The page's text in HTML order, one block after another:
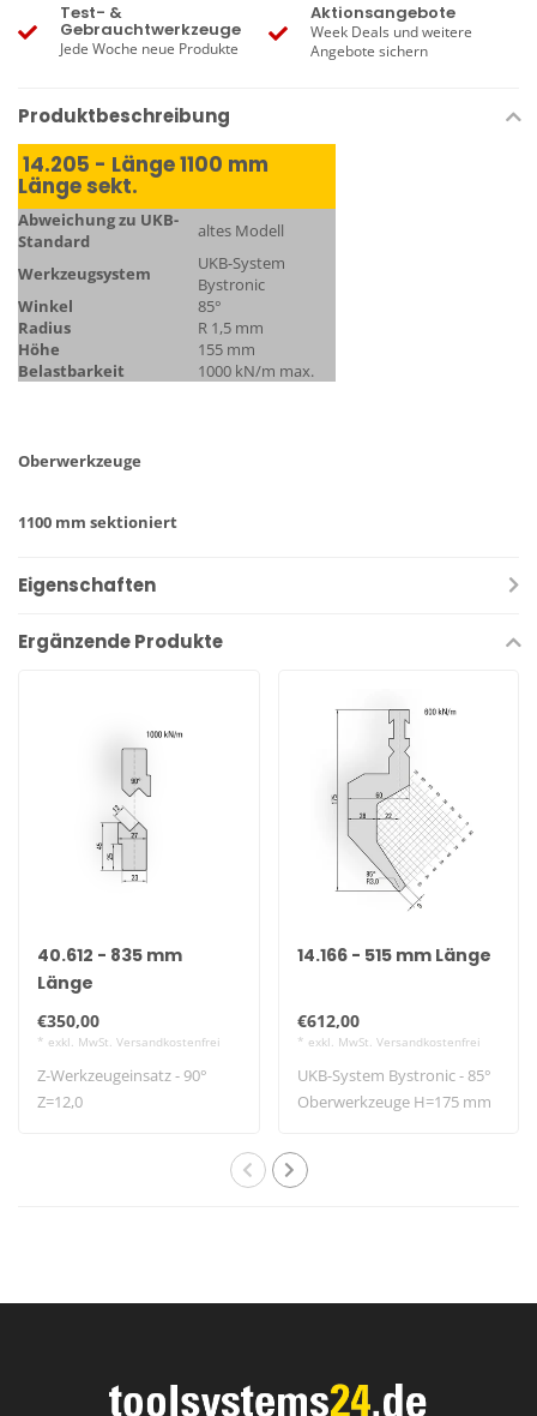
Test- &
Gebrauchtwerkzeuge
Jede Woche neue Produkte
Aktionsangebote
Week Deals und weitere
Angebote sichern
Produktbeschreibung
14.205 - Länge 1100 mm
Länge sekt.
Abweichung zu UKB-
Standard
altes Modell
Werkzeugsystem
UKB-System
Bystronic
Winkel
85°
Radius
R 1,5 mm
Höhe
155 mm
Belastbarkeit
1000 kN/m max.
Oberwerkzeuge
1100 mm sektioniert
Eigenschaften
Ergänzende Produkte
40.612 - 835 mm
Länge
€350,00
* exkl. MwSt. Versandkostenfrei
Z-Werkzeugeinsatz - 90°
Z=12,0
14.166 - 515 mm Länge
€612,00
* exkl. MwSt. Versandkostenfrei
UKB-System Bystronic - 85°
Oberwerkzeuge H=175 mm